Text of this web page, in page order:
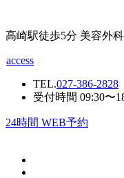
高崎駅徒歩5分 美容外
access
TEL.027-386-2828
受付時間 09:30〜
24時間 WEB予約